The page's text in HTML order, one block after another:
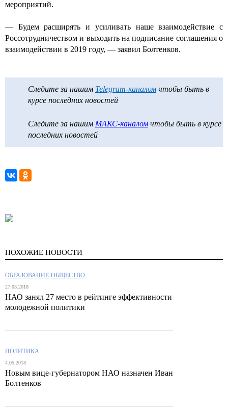
мероприятий.
— Будем расширять и усиливать наше взаимодействие с
Россотрудничеством и выходить на подписание соглашения о
взаимодействии в 2019 году, — заявил Болтенков.
Следите за нашим Telegram-каналом чтобы быть в
курсе последних новостей
Следите за нашим МАКС-каналом чтобы быть в курсе
последних новостей
ПОХОЖИЕ НОВОСТИ
ОБРАЗОВАНИЕ ОБЩЕСТВО
27.03.2018
НАО занял 27 место в рейтинге эффективности
молодежной политики
ПОЛИТИКА
4.05.2018
Новым вице-губернатором НАО назначен Иван
Болтенков